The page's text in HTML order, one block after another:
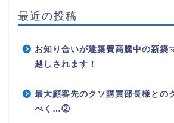
最近の投稿
お知り合いが建築費高騰中の新築
越しされます！
最大顧客先のクソ購買部長様との
べく…②